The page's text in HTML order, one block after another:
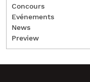
Concours
Evénements
News
Preview